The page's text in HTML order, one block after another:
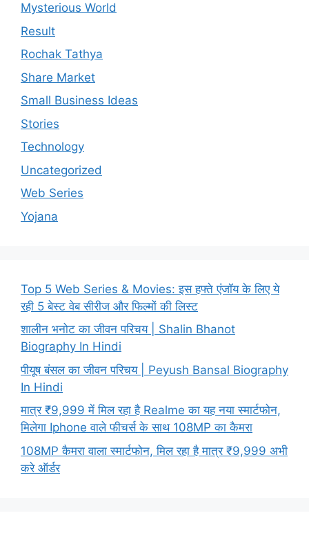
Mysterious World
Result
Rochak Tathya
Share Market
Small Business Ideas
Stories
Technology
Uncategorized
Web Series
Yojana
Top 5 Web Series & Movies: इस हफ्ते एंजॉय के लिए ये
रही 5 बेस्ट वेब सीरीज और फिल्मों की लिस्ट
शालीन भनोट का जीवन परिचय | Shalin Bhanot
Biography In Hindi
पीयूष बंसल का जीवन परिचय | Peyush Bansal Biography
In Hindi
मात्र ₹9,999 में मिल रहा है Realme का यह नया स्मार्टफोन,
मिलेगा Iphone वाले फीचर्स के साथ 108MP का कैमरा
108MP कैमरा वाला स्मार्टफोन, मिल रहा है मात्र ₹9,999 अभी
करे ऑर्डर